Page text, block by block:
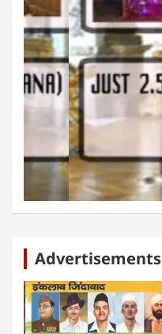
Advertisements